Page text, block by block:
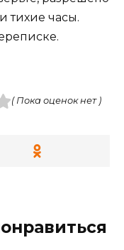
тихие часы.
( Пока оценок нет )